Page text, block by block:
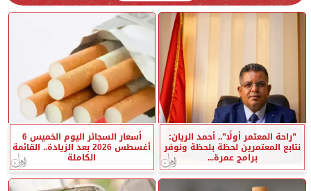
”راحة المعتمر أولًا”.. أحمد الريان:
نتابع المعتمرين لحظة بلحظة ونوفر
برامج عمرة...
أسعار السجائر اليوم الخميس 6
أغسطس 2026 بعد الزيادة.. القائمة
الكاملة